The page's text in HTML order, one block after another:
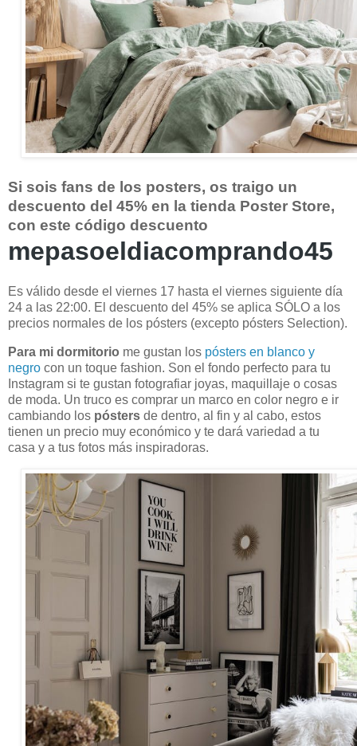
Si sois fans de los posters, os traigo un
descuento del 45% en la tienda Poster Store,
con este código descuento
mepasoeldiacomprando45
Es válido desde el viernes 17 hasta el viernes siguiente día
24 a las 22:00. El descuento del 45% se aplica SÓLO a los
precios normales de los pósters (excepto pósters Selection).
Para mi dormitorio me gustan los pósters en blanco y
negro con un toque fashion. Son el fondo perfecto para tu
Instagram si te gustan fotografiar joyas, maquillaje o cosas
de moda. Un truco es comprar un marco en color negro e ir
cambiando los pósters de dentro, al fin y al cabo, estos
tienen un precio muy económico y te dará variedad a tu
casa y a tus fotos más inspiradoras.